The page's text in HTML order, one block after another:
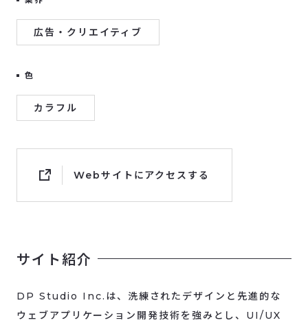
広告・クリエイティブ
色
カラフル
Webサイトにアクセスする
サイト紹介
DP Studio Inc.は、洗練されたデザインと先進的な
ウェブアプリケーション開発技術を強みとし、UI/UX